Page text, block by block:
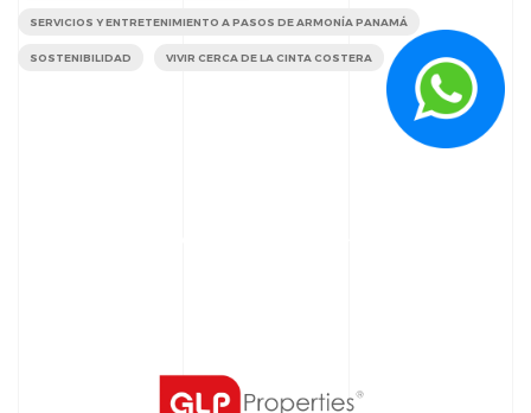
SERVICIOS Y ENTRETENIMIENTO A PASOS DE ARMONÍA PANAMÁ
SOSTENIBILIDAD VIVIR CERCA DE LA CINTA COSTERA